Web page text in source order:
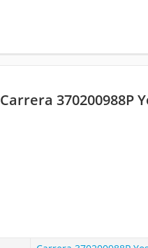
Carrera 370200988P